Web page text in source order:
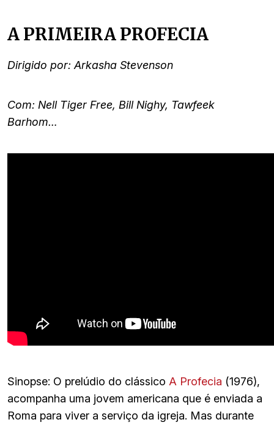
A PRIMEIRA PROFECIA
Dirigido por: Arkasha Stevenson
Com: Nell Tiger Free, Bill Nighy, Tawfeek
Barhom…
Sinopse: O prelúdio do clássico A Profecia (1976),
acompanha uma jovem americana que é enviada a
Roma para viver a serviço da igreja. Mas durante